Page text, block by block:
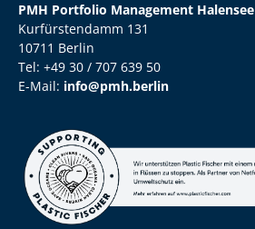
PMH Portfolio Management Halensee
Kurfürstendamm 131
10711 Berlin
Tel: +49 30 / 707 639 50
E-Mail: info@pmh.berlin